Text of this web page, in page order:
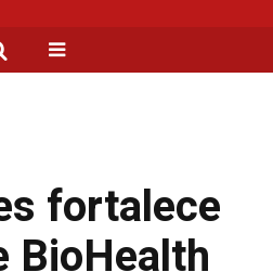
fortalece
BioHealth